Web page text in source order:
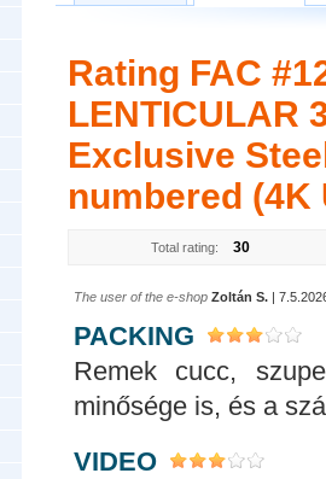
Rating FAC
LENTICULAR
Exclusive
numbered (4K
Total rating: 30
The user of the e-shop Zoltán S. |
PACKING
Remek cucc,
minősége is, és a
VIDEO